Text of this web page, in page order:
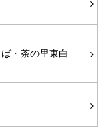
・茶の里東白